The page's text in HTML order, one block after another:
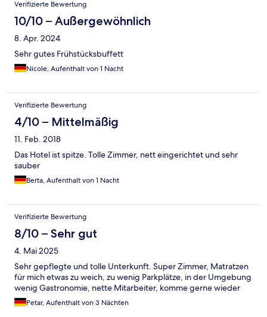
Verifizierte Bewertung
10/10 – Außergewöhnlich
8. Apr. 2024
Sehr gutes Frühstücksbuffett
Nicole, Aufenthalt von 1 Nacht
Verifizierte Bewertung
4/10 – Mittelmäßig
11. Feb. 2018
Das Hotel ist spitze. Tolle Zimmer, nett eingerichtet und sehr
sauber
Berta, Aufenthalt von 1 Nacht
Verifizierte Bewertung
8/10 – Sehr gut
4. Mai 2025
Sehr gepflegte und tolle Unterkunft. Super Zimmer, Matratzen
für mich etwas zu weich, zu wenig Parkplätze, in der Umgebung
wenig Gastronomie, nette Mitarbeiter, komme gerne wieder
Petar, Aufenthalt von 3 Nächten